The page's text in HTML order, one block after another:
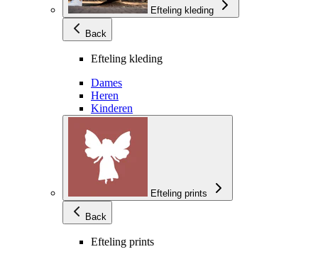
Efteling kleding
Back
Efteling kleding
Dames
Heren
Kinderen
Efteling prints
Back
Efteling prints